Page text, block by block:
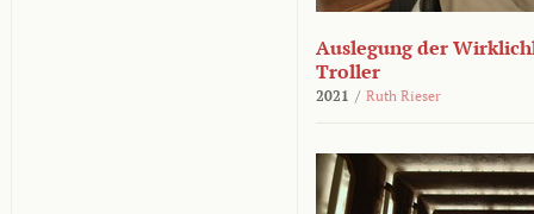
Auslegung der
Troller
2021 / Ruth Rieser